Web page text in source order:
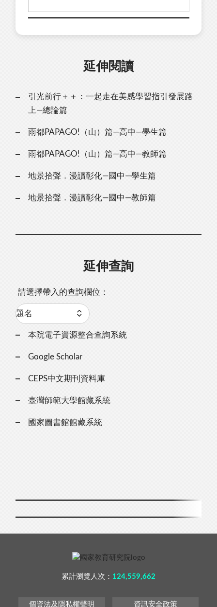
延伸閱讀
引光前行＋＋：一起走在美感學習指引發展路
上—總論篇
雨都PAPAGO!（山）篇—高中—學生篇
雨都PAPAGO!（山）篇—高中—教師篇
地景拾聲．漫讀彰化—國中—學生篇
地景拾聲．漫讀彰化—國中—教師篇
延伸查詢
請選擇帶入的查詢欄位：
本院電子資源整合查詢系統
Google Scholar
CEPS中文期刊資料庫
臺灣師範大學館藏系統
國家圖書館館藏系統
累計瀏覽人次： 124,559,662
個資法及隱私權聲明 資訊安全政策